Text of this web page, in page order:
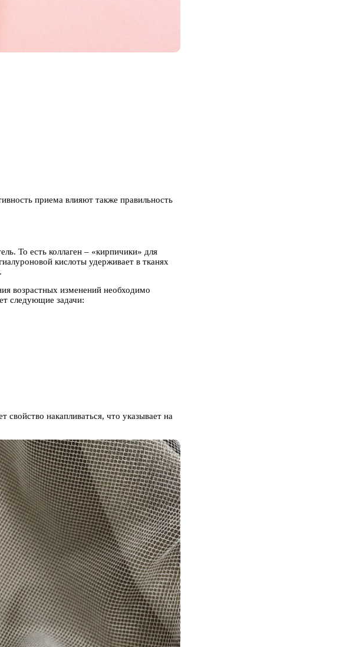
приема влияют также правильность
То есть коллаген – «кирпичики» для
кислоты удерживает в тканях
возрастных изменений необходимо
следующие задачи:
накапливаться, что указывает на